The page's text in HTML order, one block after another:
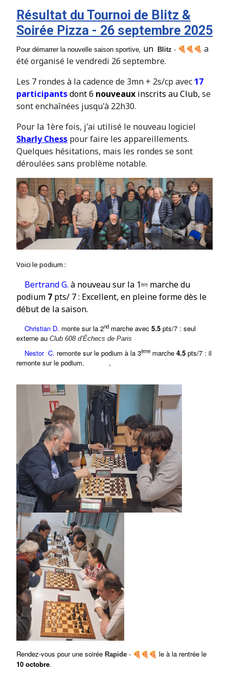
Résultat du Tournoi de Blitz &
Soirée Pizza - 26 septembre 2025
Pour démarrer la nouvelle saison sportive un Blitz -
a
été organisé le vendredi 26 septembre.
Les 7 rondes à la cadence de 3mn + 2s/cp avec 17
participantsdont 6 nouveaux inscrits au Club, se
sont enchaînées jusqu'à 22h30.
Pour la 1ère fois, j'ai utilisé le nouveau logiciel
Sharly Chess pour faire les appareillements.
Quelques hésitations, mais les rondes se sont
déroulées sans problème notable.
Voici le podium :
Bertrand G. à nouveau sur la 1ère marche du
podium 7 pts/ 7 : Excellent, en pleine forme dès le
début de la saison.
Christian D. monte sur la 2nd marche avec 5.5 pts/7 : seul
externe au Club 608 d’Échecs de Paris
Nestor C. remonte sur le podium à la 3ème marche 4.5 pts/7 : il
remonte sur le podium. ,
Rendez-vous pour une soirée Rapide -
le à la rentrée le
10 octobre.